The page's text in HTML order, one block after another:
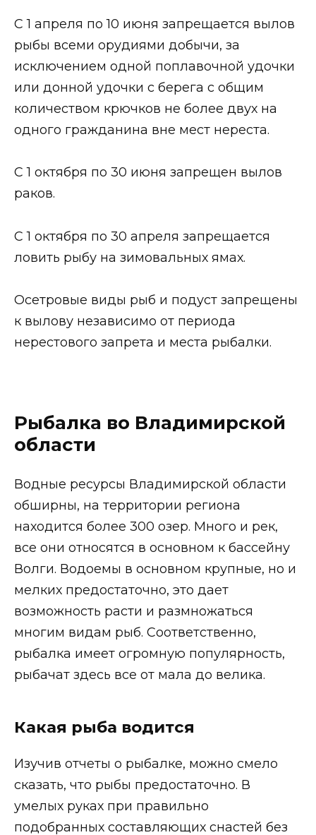
С 1 апреля по 10 июня запрещается вылов
рыбы всеми орудиями добычи, за
исключением одной поплавочной удочки
или донной удочки с берега с общим
количеством крючков не более двух на
одного гражданина вне мест нереста.
С 1 октября по 30 июня запрещен вылов
раков.
С 1 октября по 30 апреля запрещается
ловить рыбу на зимовальных ямах.
Осетровые виды рыб и подуст запрещены
к вылову независимо от периода
нерестового запрета и места рыбалки.
Рыбалка во Владимирской
области
Водные ресурсы Владимирской области
обширны, на территории региона
находится более 300 озер. Много и рек,
все они относятся в основном к бассейну
Волги. Водоемы в основном крупные, но и
мелких предостаточно, это дает
возможность расти и размножаться
многим видам рыб. Соответственно,
рыбалка имеет огромную популярность,
рыбачат здесь все от мала до велика.
Какая рыба водится
Изучив отчеты о рыбалке, можно смело
сказать, что рыбы предостаточно. В
умелых руках при правильно
подобранных составляющих снастей без